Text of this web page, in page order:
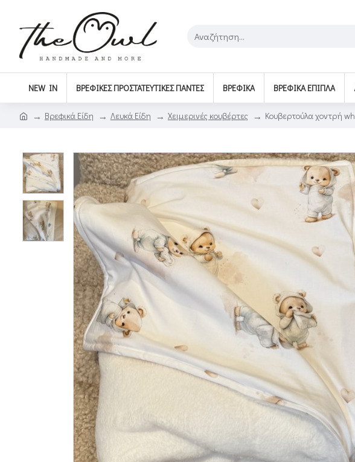
NEW IN ΒΡΕΦΙΚΈΣ ΠΡΟΣΤΑΤΕΥΤΙΚΈΣ ΠΆΝΤΕΣ ΒΡΕΦΙΚΆ BΡΕΦΙΚΆ ΈΠΙΠΛΑ
Βρεφικά Είδη Λευκά Είδη Χειμερινές κουβέρτες Κουβερτούλα χοντρή